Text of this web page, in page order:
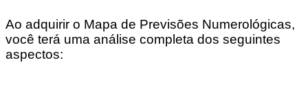
Ao adquirir o Mapa de Previsões Numerológicas,
você terá uma análise completa dos seguintes
aspectos: